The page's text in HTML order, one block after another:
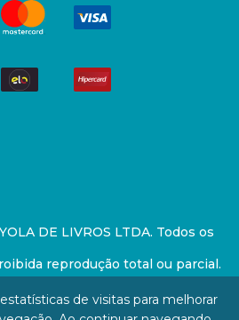
DE LIVROS LTDA. Todos os
reprodução total ou parcial.
a alterações sem aviso prévio.
de visitas para melhorar